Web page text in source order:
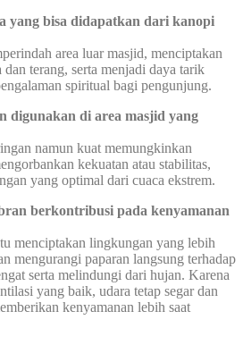
yang bisa didapatkan dari kanopi
area luar masjid, menciptakan
terang, serta menjadi daya tarik
spiritual bagi pengunjung.
digunakan di area masjid yang
namun kuat memungkinkan
kekuatan atau stabilitas,
yang optimal dari cuaca ekstrem.
berkontribusi pada kenyamanan
menciptakan lingkungan yang lebih
mengurangi paparan langsung terhadap
serta melindungi dari hujan. Karena
yang baik, udara tetap segar dan
kenyamanan lebih saat